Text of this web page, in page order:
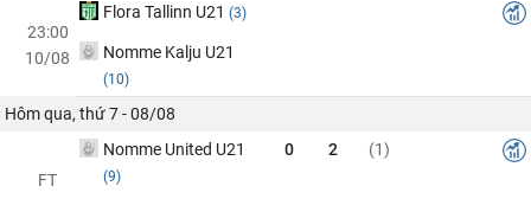
23:00
10/08
Flora Tallinn U21 (3)
Nomme Kalju U21
(10)
Hôm qua, thứ 7 - 08/08
FT
Nomme United U21
(9)
0 2 (1)